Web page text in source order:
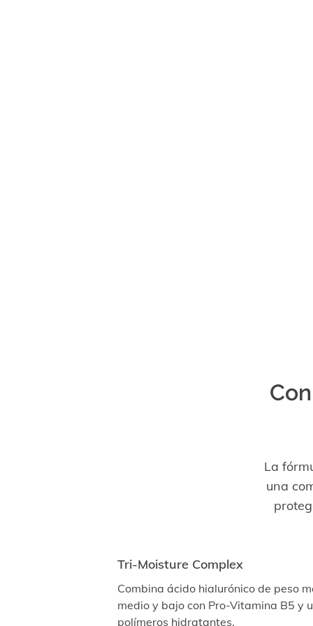
La
una
Tri-Moisture Complex
Combina ácido hialurónico de peso
medio y bajo con Pro-Vitamina B5 y
polímeros hidratantes.